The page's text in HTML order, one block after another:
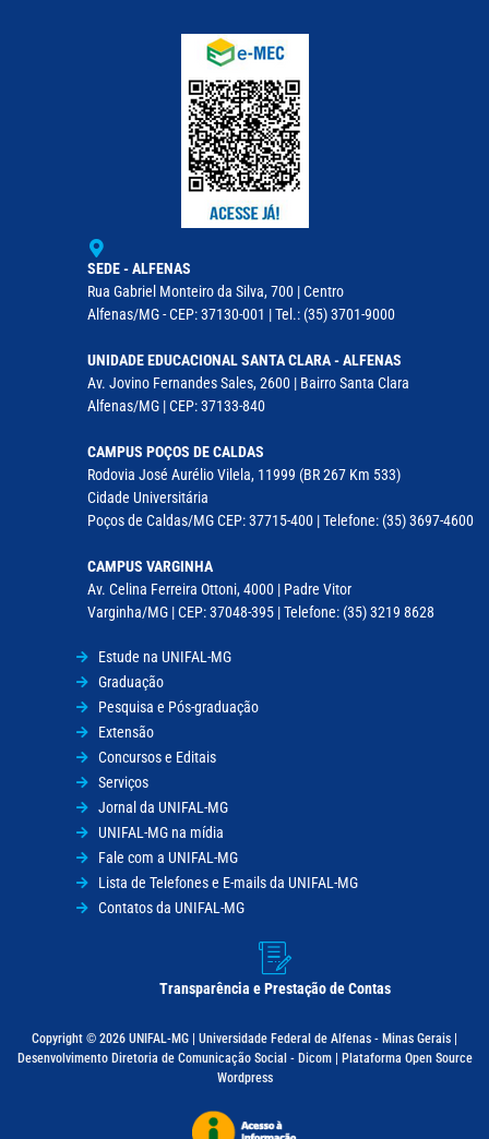
SEDE - ALFENAS
Rua Gabriel Monteiro da Silva, 700 | Centro
Alfenas/MG - CEP: 37130-001 | Tel.: (35) 3701-9000
UNIDADE EDUCACIONAL SANTA CLARA - ALFENAS
Av. Jovino Fernandes Sales, 2600 | Bairro Santa Clara
Alfenas/MG | CEP: 37133-840
CAMPUS POÇOS DE CALDAS
Rodovia José Aurélio Vilela, 11999 (BR 267 Km 533)
Cidade Universitária
Poços de Caldas/MG CEP: 37715-400 | Telefone: (35) 3697-4600
CAMPUS VARGINHA
Av. Celina Ferreira Ottoni, 4000 | Padre Vitor
Varginha/MG | CEP: 37048-395 | Telefone: (35) 3219 8628
Estude na UNIFAL-MG
Graduação
Pesquisa e Pós-graduação
Extensão
Concursos e Editais
Serviços
Jornal da UNIFAL-MG
UNIFAL-MG na mídia
Fale com a UNIFAL-MG
Lista de Telefones e E-mails da UNIFAL-MG
Contatos da UNIFAL-MG
Transparência e Prestação de Contas
Copyright © 2026 UNIFAL-MG | Universidade Federal de Alfenas - Minas Gerais |
Desenvolvimento Diretoria de Comunicação Social - Dicom | Plataforma Open Source
Wordpress